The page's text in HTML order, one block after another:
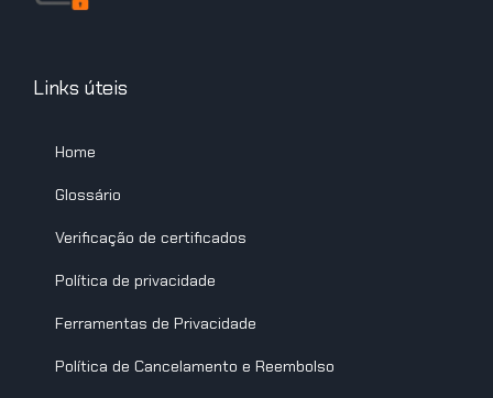
Links úteis
Home
Glossário
Verificação de certificados
Política de privacidade
Ferramentas de Privacidade
Política de Cancelamento e Reembolso